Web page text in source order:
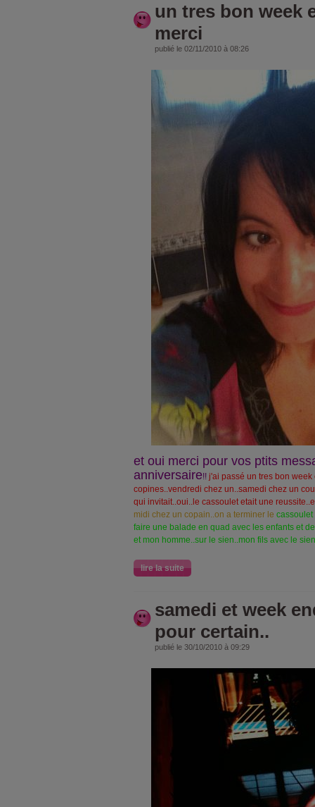
un tres bon week
merci
publié le 02/11/2010 à 08:26
et oui merci pour vos ptits
anniversaire!! j'ai passé un tres bon
copines..vendredi chez un..samedi chez un
qui invitait..oui..le cassoulet etait une
midi chez un copain..on a terminer le cassoulet
faire une balade en quad avec les enfants et
et mon homme..sur le sien..mon fils avec le
lire la suite
samedi et week
pour certain..
publié le 30/10/2010 à 09:29